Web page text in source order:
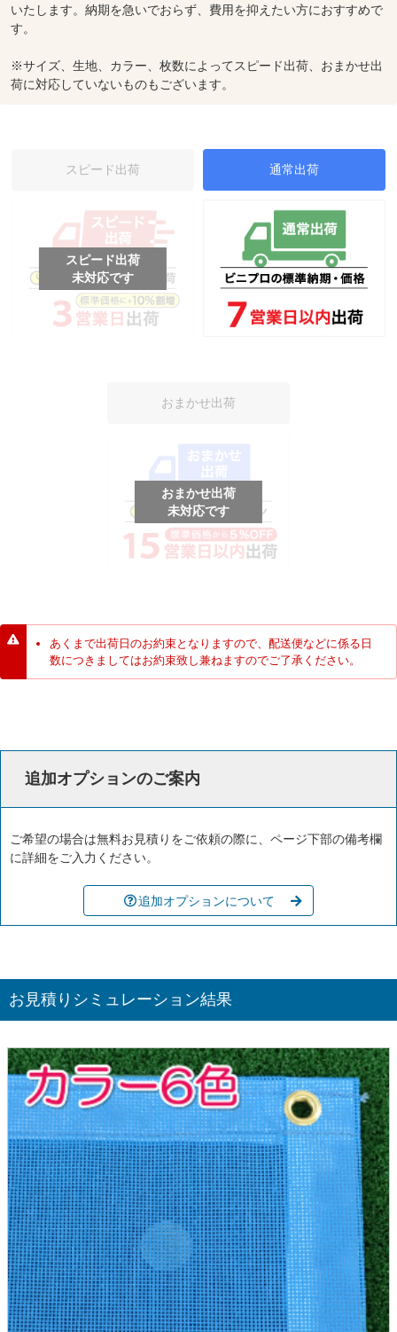
いたします。納期を急いでおらず、費用を抑えたい方におすすめで
す。
※サイズ、生地、カラー、枚数によってスピード出荷、おまかせ出
荷に対応していないものもございます。
スピード出荷
スピード出荷
未対応です
通常出荷
おまかせ出荷
おまかせ出荷
未対応です
あくまで出荷日のお約束となりますので、配送便などに係る日
数につきましてはお約束致し兼ねますのでご了承ください。
追加オプションのご案内
ご希望の場合は無料お見積りをご依頼の際に、ページ下部の備考欄
に詳細をご入力ください。
追加オプションについて
お見積りシミュレーション結果